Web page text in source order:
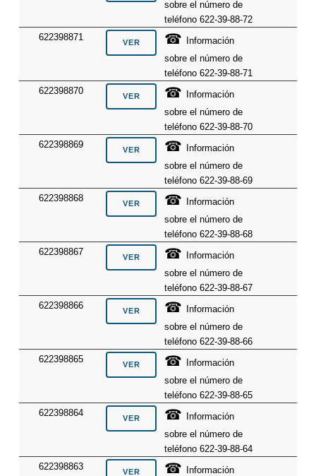
sobre el número de
teléfono 622-39-88-72
622398871
☎ Información
sobre el número de
teléfono 622-39-88-71
622398870
☎ Información
sobre el número de
teléfono 622-39-88-70
622398869
☎ Información
sobre el número de
teléfono 622-39-88-69
622398868
☎ Información
sobre el número de
teléfono 622-39-88-68
622398867
☎ Información
sobre el número de
teléfono 622-39-88-67
622398866
☎ Información
sobre el número de
teléfono 622-39-88-66
622398865
☎ Información
sobre el número de
teléfono 622-39-88-65
622398864
☎ Información
sobre el número de
teléfono 622-39-88-64
622398863
☎ Información